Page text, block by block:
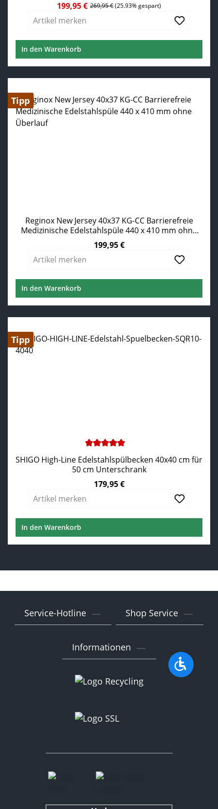
Verkaufspreis:199,95 € Regulärer Preis:
269,95 €(25.93% gespart)
Artikel merken
In den Warenkorb
Tipp
Reginox New Jersey 40x37 KG-CC Barrierefreie
Medizinische Edelstahlspüle 440 x 410 mm ohne
Überlauf
199,95 €
Artikel merken
In den Warenkorb
Tipp
Durchschnittliche Bewertung von 5 von 5 Sternen
SHIGO High-Line Edelstahlspülbecken 40x40 cm für
50 cm Unterschrank
179,95 €
Artikel merken
In den Warenkorb
Service-Hotline Shop Service
Informationen